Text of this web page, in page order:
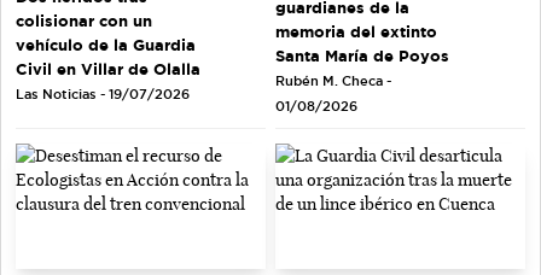
colisionar con un
vehículo de la Guardia
Civil en Villar de Olalla
Las Noticias - 19/07/2026
guardianes de la
memoria del extinto
Santa María de Poyos
Rubén M. Checa -
01/08/2026